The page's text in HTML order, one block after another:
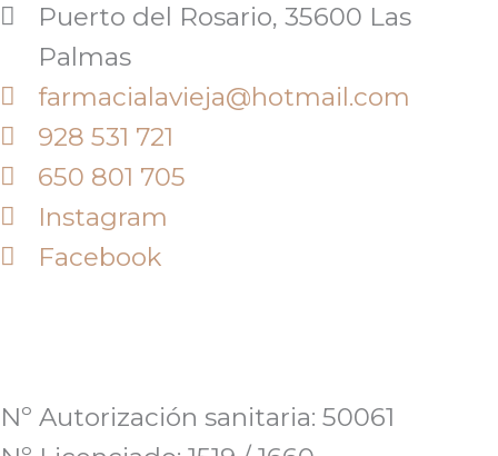
Puerto del Rosario, 35600 Las
Palmas
farmacialavieja@hotmail.com
928 531 721
650 801 705
Instagram
Facebook
Nº Autorización sanitaria: 50061